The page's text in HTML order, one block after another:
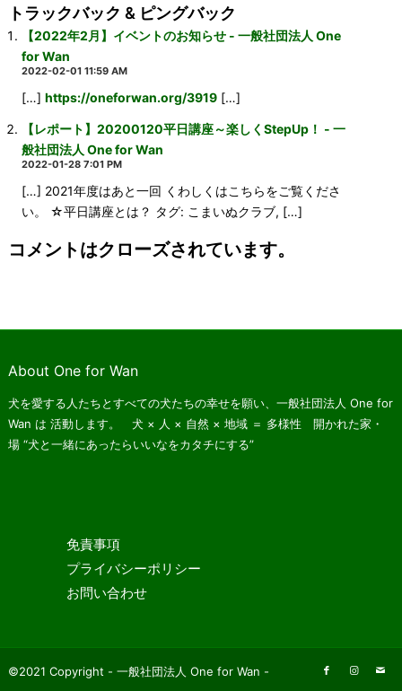
トラックバック & ピングバック
【2022年2月】イベントのお知らせ - 一般社団法人 One
for Wan
2022-02-01 11:59 AM
[…] https://oneforwan.org/3919[…]
【レポート】20200120平日講座～楽しくStepUp！ - 一
般社団法人 One for Wan
2022-01-28 7:01 PM
[…] 2021年度はあと一回 くわしくはこちらをご覧くださ
い。 ☆平日講座とは？ タグ: こまいぬクラブ, […]
コメントはクローズされています。
About One for Wan
犬を愛する人たちとすべての犬たちの幸せを願い、一般社団法人 One for
Wan は 活動します。 犬 × 人 × 自然 × 地域 ＝ 多様性 開かれた家・
場“犬と一緒にあったらいいなをカタチにする”
免責事項
プライバシーポリシー
お問い合わせ
©2021 Copyright - 一般社団法人 One for Wan -